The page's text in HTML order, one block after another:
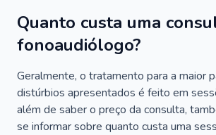
Quanto custa uma
fonoaudiólogo?
Geralmente, o tratamento para a maior
distúrbios apresentados é feito em
além de saber o preço da consulta,
se informar sobre quanto custa uma